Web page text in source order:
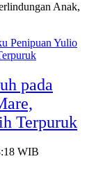
Anak,
pada
Terpuruk
WIB